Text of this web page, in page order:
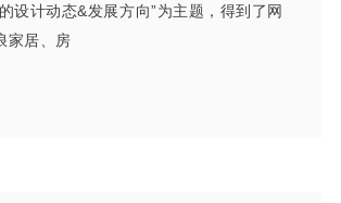
设计动态&发展方向”为主题，得到了网
家居、房